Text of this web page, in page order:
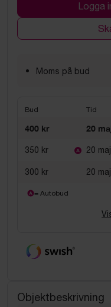
Logga
Moms på bud
Bud Tid
400 kr 20
350 kr 20
300 kr 20
= Autobud
Objektbeskrivning